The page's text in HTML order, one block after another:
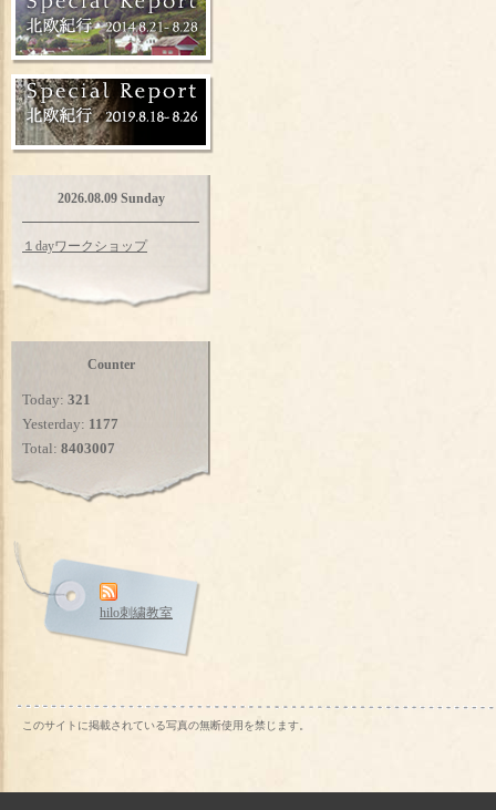
2026.08.09 Sunday
１dayワークショップ
Counter
Today: 321
Yesterday: 1177
Total: 8403007
hilo刺繍教室
このサイトに掲載されている写真の無断使用を禁じます。